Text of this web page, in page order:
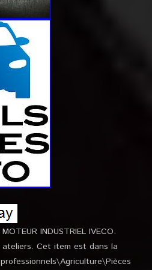
INDUSTRIEL IVECO.
Cet item est dans la